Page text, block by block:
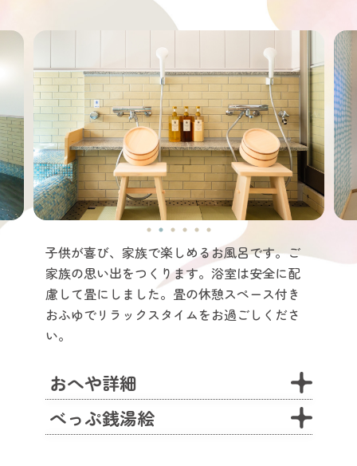
子供が喜び、家族で楽しめるお風呂です。ご
家族の思い出をつくります。浴室は安全に配
慮して畳にしました。畳の休憩スペース付き
おふゆでリラックスタイムをお過ごしくださ
い。
おへや詳細
べっぷ銭湯絵